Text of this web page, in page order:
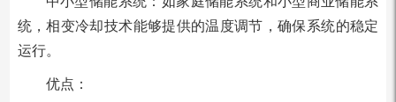
统，相变冷却技术能够提供的温度调节，确保系统的稳定
运行。
优点：